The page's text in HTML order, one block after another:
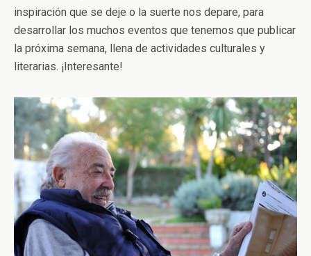
inspiración que se deje o la suerte nos depare, para
desarrollar los muchos eventos que tenemos que publicar
la próxima semana, llena de actividades culturales y
literarias. ¡Interesante!